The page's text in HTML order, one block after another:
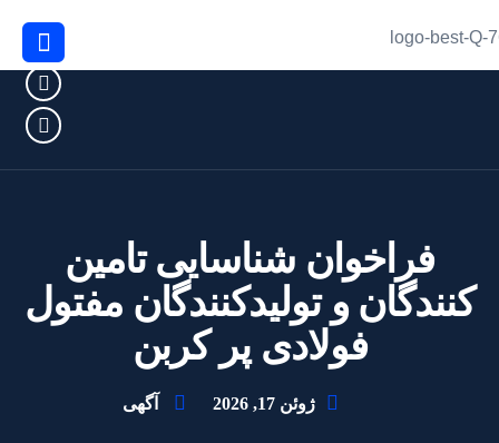
فراخوان شناسايى تامين
كنندگان و توليدكنندگان مفتول
فولادى پر كربن
ژوئن 17, 2026 آگهی